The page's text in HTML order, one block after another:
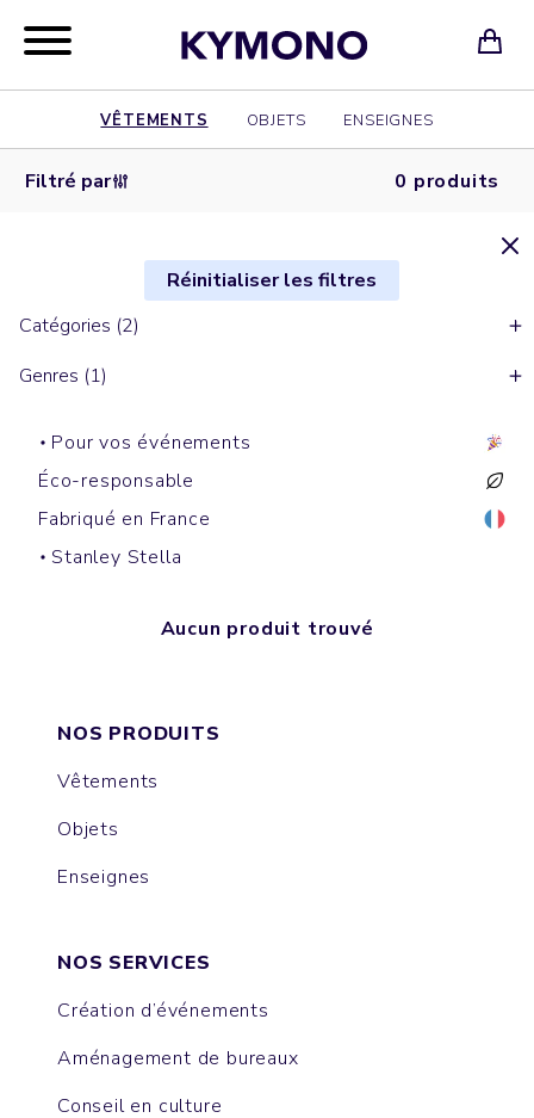
VÊTEMENTS OBJETS ENSEIGNES
Filtré par 0 produits
Réinitialiser les filtres
Catégories (2)
Genres (1)
Pour vos événements
Éco-responsable
Fabriqué en France
Stanley Stella
Aucun produit trouvé
NOS PRODUITS
Vêtements
Objets
Enseignes
NOS SERVICES
Création d’événements
Aménagement de bureaux
Conseil en culture